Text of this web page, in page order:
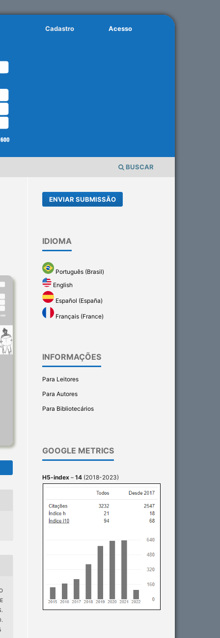
BUSCAR
Cadastro Acesso
ENVIAR SUBMISSÃO
IDIOMA
Português (Brasil)
English
Español (España)
Français (France)
INFORMAÇÕES
Para Leitores
Para Autores
Para Bibliotecários
GOOGLE METRICS
H5-index – 14 (2018-2023)